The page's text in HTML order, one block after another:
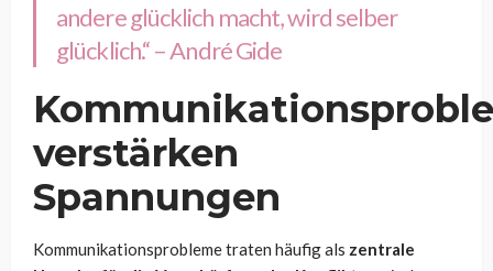
andere glücklich macht, wird selber
glücklich.“ – André Gide
verstärken
Spannungen
Kommunikationsprobleme traten häufig als zentrale